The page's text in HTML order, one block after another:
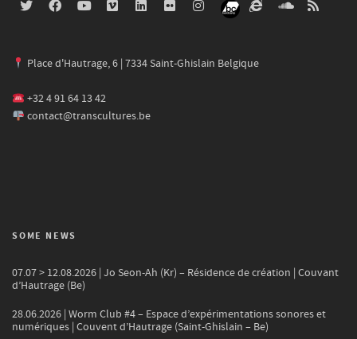
Place d'Hautrage, 6 | 7334 Saint-Ghislain Belgique
+32 4 91 64 13 42
contact@transcultures.be
SOME NEWS
07.07 > 12.08.2026 | Jo Seon-Ah (Kr) – Résidence de création | Couvant
d’Hautrage (Be)
28.06.2026 | Worm Club #4 – Espace d’expérimentations sonores et
numériques | Couvent d’Hautrage (Saint-Ghislain – Be)